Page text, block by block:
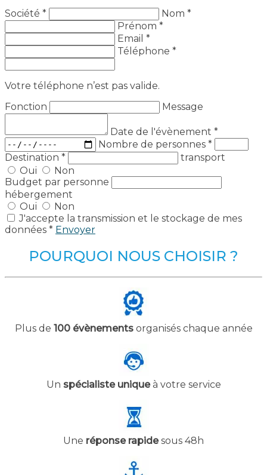
Société *
Nom *
Prénom *
Email *
Téléphone *
Votre téléphone n’est pas valide.
Fonction
Message
Date de l'évènement *
Nombre de personnes *
Destination *
transport
Oui
Non
Budget par personne
hébergement
Oui
Non
J'accepte la transmission et le stockage de mes
données * Envoyer
POURQUOI NOUS CHOISIR ?
Plus de 100 évènementsorganisés chaque année
Un spécialiste uniqueà votre service
Une réponse rapidesous 48h